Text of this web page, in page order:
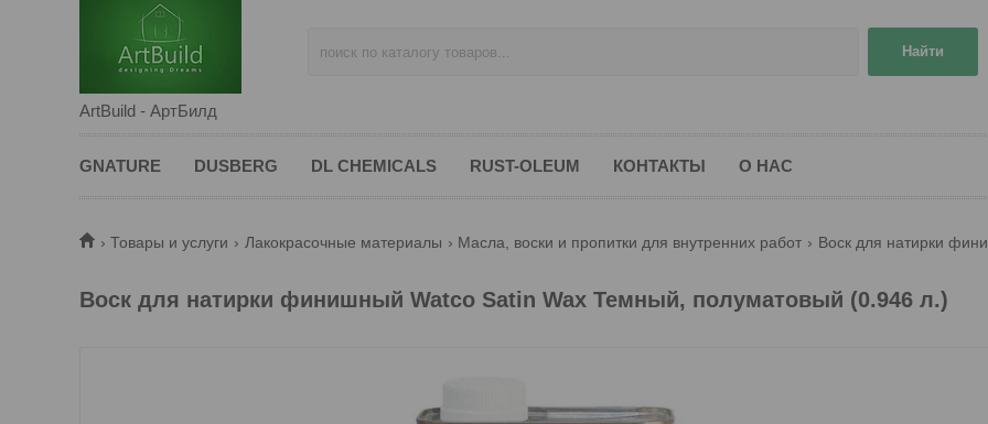
ArtBuild - АртБилд
Найти
GNATURE DUSBERG DL CHEMICALS RUST-OLEUM КОНТАКТЫ О НАС
Товары и услуги Лакокрасочные материалы Масла, воски и пропитки для внутренних работ
Воск для натирки финишный Watco Satin Wax Темный, полуматовый (0.946 л.)